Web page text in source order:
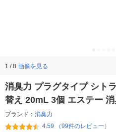
1 / 8 画像を見る
消臭力 プラグタイプ シト
替え 20mL 3個 エステー 消
ブランド： 消臭力
4.59 （99件のレビュー）